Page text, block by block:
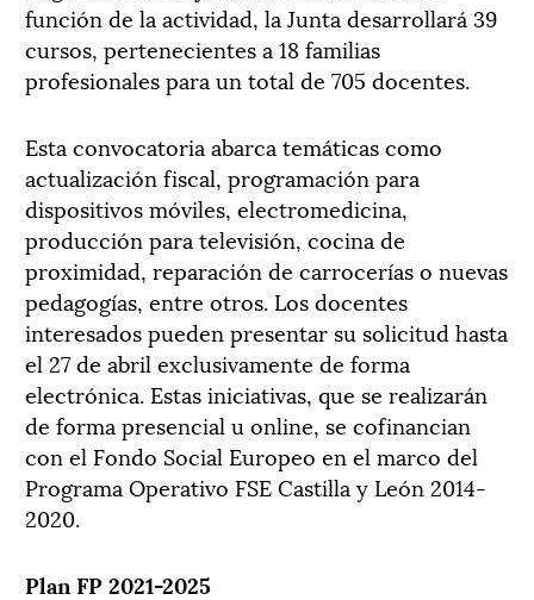
función de la actividad, la Junta desarrollará 39
cursos, pertenecientes a 18 familias
profesionales para un total de 705 docentes.
Esta convocatoria abarca temáticas como
actualización fiscal, programación para
dispositivos móviles, electromedicina,
producción para televisión, cocina de
proximidad, reparación de carrocerías o nuevas
pedagogías, entre otros. Los docentes
interesados pueden presentar su solicitud hasta
el 27 de abril exclusivamente de forma
electrónica. Estas iniciativas, que se realizarán
de forma presencial u online, se cofinancian
con el Fondo Social Europeo en el marco del
Programa Operativo FSE Castilla y León 2014-
2020.
Plan FP 2021-2025